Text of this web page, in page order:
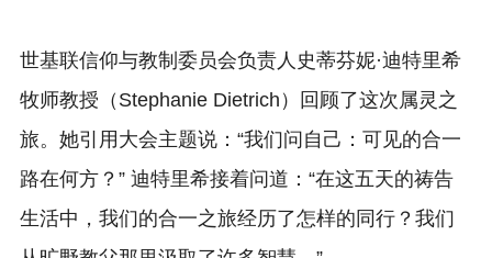
世基联信仰与教制委员会负责人史蒂芬妮·迪特里希
牧师教授（Stephanie Dietrich）回顾了这次属灵之
旅。她引用大会主题说：“我们问自己：可见的合一
路在何方？” 迪特里希接着问道：“在这五天的祷告
生活中，我们的合一之旅经历了怎样的同行？我们